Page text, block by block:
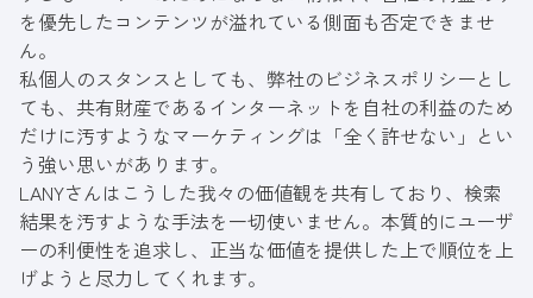
を優先したコンテンツが溢れている側面も否定できませ
ん。
私個人のスタンスとしても、弊社のビジネスポリシーとし
ても、共有財産であるインターネットを自社の利益のため
だけに汚すようなマーケティングは「全く許せない」とい
う強い思いがあります。
LANYさんはこうした我々の価値観を共有しており、検索
結果を汚すような手法を一切使いません。本質的にユーザ
ーの利便性を追求し、正当な価値を提供した上で順位を上
げようと尽力してくれます。